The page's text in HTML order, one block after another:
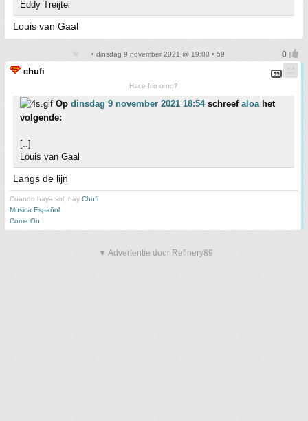
Eddy Treijtel
Louis van Gaal
• dinsdag 9 november 2021 @ 19:00 • 59
chufi
Hace frio o no?
Op dinsdag 9 november 2021 18:54schreef aloahet
volgende:
[..]
Louis van Gaal
Langs de lijn
Cuando haya sol, hay Chufi
Musica Español
Come On
▼ Advertentie door Refinery89